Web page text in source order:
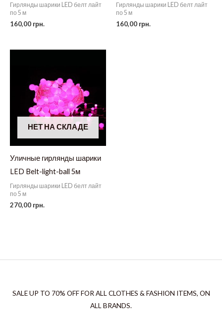
Гирлянды шарики LED белт лайт
по 5 м
160,00 грн.
Гирлянды шарики LED белт лайт
по 5 м
160,00 грн.
НЕТ НА СКЛАДЕ
Уличные гирлянды шарики
LED Belt-light-ball 5м
Гирлянды шарики LED белт лайт
по 5 м
270,00 грн.
SALE UP TO 70% OFF FOR ALL CLOTHES & FASHION ITEMS, ON
ALL BRANDS.